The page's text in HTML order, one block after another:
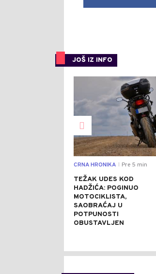
JOŠ IZ INFO
CRNA HRONIKA Pre 5 min
TEŽAK UDES KOD
HADŽIĆA: POGINUO
MOTOCIKLISTA,
SAOBRAĆAJ U
POTPUNOSTI
OBUSTAVLJEN